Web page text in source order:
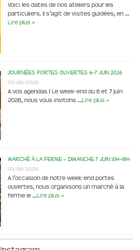
Voici les dates de nos ateliers pour les
particuliers. Il s’agit de visites guidées, en …
Lire plus »
Journées portes ouvertes 6-7 juin 2026
03/06/2026
A vos agendas ! Le week-end du 6 et 7 juin
2026, nous vous invitons …Lire plus »
Marché à la ferme – dimanche 7 juin 10h-18h
03/06/2026
A l’occasion de notre week-end portes
ouvertes, nous organisons un marché à la
ferme le …Lire plus »